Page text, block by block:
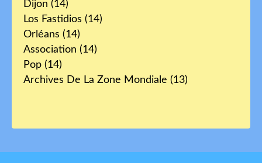
Dijon (14)
Los Fastidios (14)
Orléans (14)
Association (14)
Pop (14)
Archives De La Zone Mondiale (13)